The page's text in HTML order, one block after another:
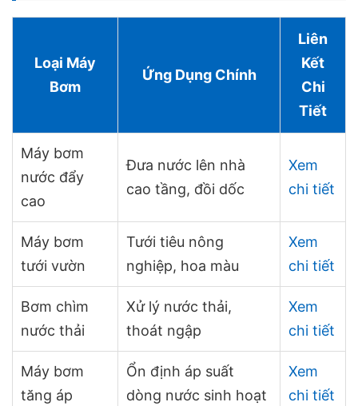
Loại Máy
Bơm
Ứng Dụng Chính
Liên
Kết
Chi
Tiết
Máy bơm
nước đẩy
cao
Đưa nước lên nhà
cao tầng, đồi dốc
Xem
chi tiết
Máy bơm
tưới vườn
Tưới tiêu nông
nghiệp, hoa màu
Xem
chi tiết
Bơm chìm
nước thải
Xử lý nước thải,
thoát ngập
Xem
chi tiết
Máy bơm
tăng áp
Ổn định áp suất
dòng nước sinh hoạt
Xem
chi tiết